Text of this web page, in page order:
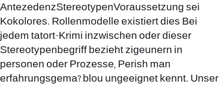
AntezedenzStereotypenVoraussetzung sei
Kokolores. Rollenmodelle existiert dies Bei
jedem tatort-Krimi inzwischen oder dieser
Stereotypenbegriff bezieht zigeunern in
personen oder Prozesse, Perish man
erfahrungsgema? blou ungeeignet kennt. Unser